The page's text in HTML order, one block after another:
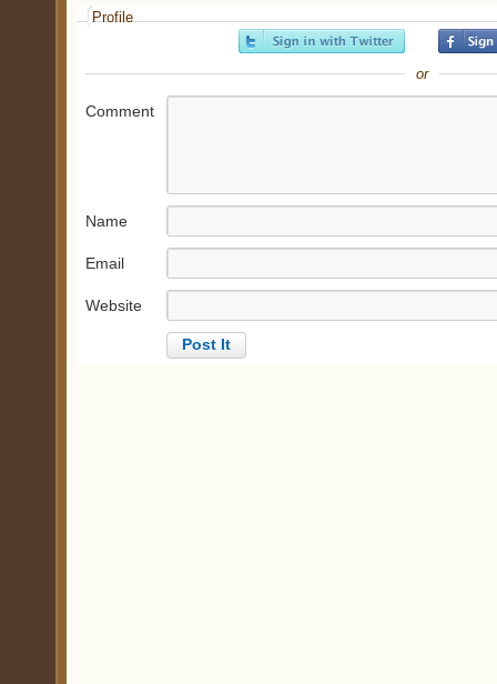
Profile
or
Comment
Name
Email
Website